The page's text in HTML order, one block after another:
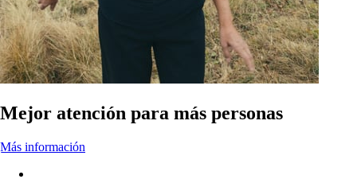
Mejor atención para más personas
Más información